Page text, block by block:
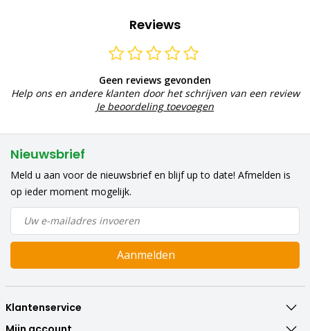
Reviews
Geen reviews gevonden
Help ons en andere klanten door het schrijven van een review
Je beoordeling toevoegen
Nieuwsbrief
Meld u aan voor de nieuwsbrief en blijf up to date! Afmelden is
op ieder moment mogelijk.
Aanmelden
Klantenservice